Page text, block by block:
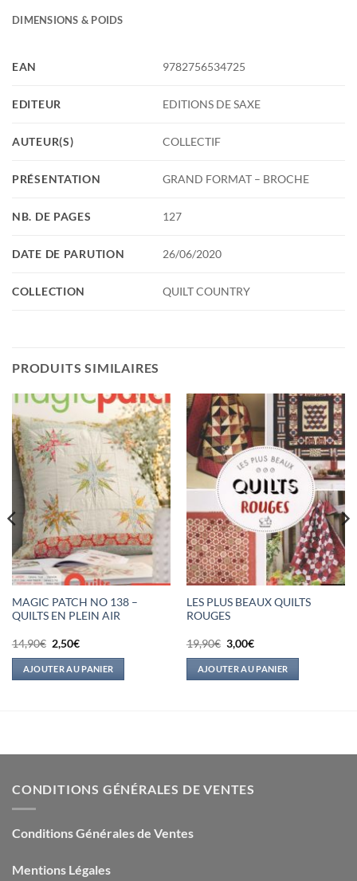
DIMENSIONS & POIDS
EAN 9782756534725
EDITEUR EDITIONS DE SAXE
AUTEUR(S) COLLECTIF
PRÉSENTATION GRAND FORMAT – BROCHE
NB. DE PAGES 127
DATE DE PARUTION 26/06/2020
COLLECTION QUILT COUNTRY
PRODUITS SIMILAIRES
MAGIC PATCH NO 138 –
QUILTS EN PLEIN AIR
14,90€ Le
prix
initial
était :
14,90€.
2,50€Le
actuel
est :
2,50€.
AJOUTER AU PANIER
LES PLUS BEAUX QUILTS
ROUGES
19,90€ Le
prix
initial
était :
19,90€.
3,00€Le
actuel
est :
3,00€.
AJOUTER AU PANIER
CONDITIONS GÉNÉRALES DE VENTES
Conditions Générales de Ventes
Mentions Légales